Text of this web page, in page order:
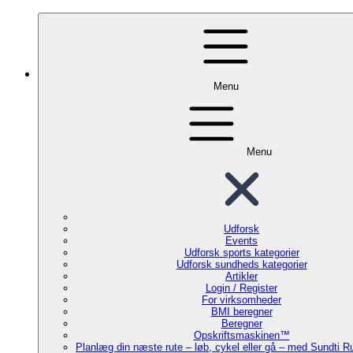
Menu
Menu
Udforsk
Events
Udforsk sports kategorier
Udforsk sundheds kategorier
Artikler
Login / Register
For virksomheder
BMI beregner
Beregner
Opskriftsmaskinen™
Planlæg din næste rute – løb, cykel eller gå – med Sundti